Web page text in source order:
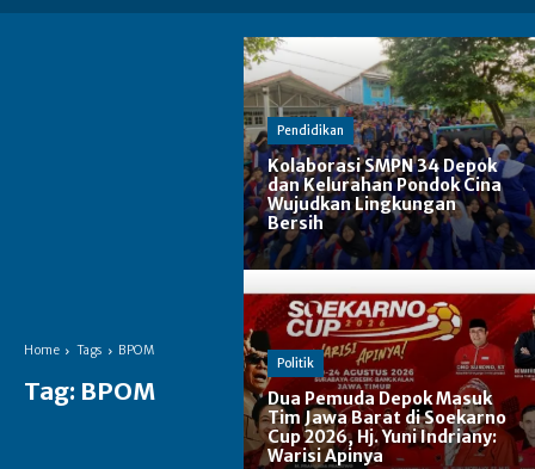
Home Tags BPOM
Tag: BPOM
Pendidikan
Kolaborasi SMPN 34 Depok
dan Kelurahan Pondok Cina
Wujudkan Lingkungan
Bersih
Politik
Dua Pemuda Depok Masuk
Tim Jawa Barat di Soekarno
Cup 2026, Hj. Yuni Indriany:
Warisi Apinya